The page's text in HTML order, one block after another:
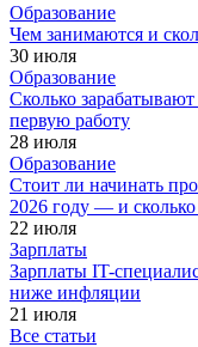
Образование
Чем занимаются и
30 июля
Образование
Сколько
первую работу
28 июля
Образование
Стоит ли начинать
2026 году — и
22 июля
Зарплаты
Зарплаты IT-
ниже инфляции
21 июля
Все статьи